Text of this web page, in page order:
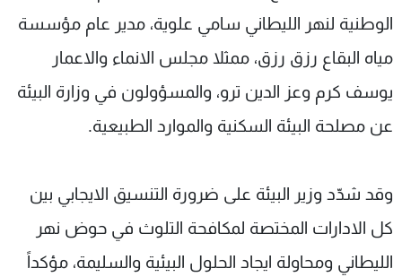
الوطنية لنهر الليطاني سامي علوية، مدير عام مؤسسة
مياه البقاع رزق رزق، ممثلا مجلس الانماء والاعمار
يوسف كرم وعز الدين ترو، والمسؤولون في وزارة البيئة
عن مصلحة البيئة السكنية والموارد الطبيعية.
وقد شدّد وزير البيئة على ضرورة التنسيق الايجابي بين
كل الادارات المختصة لمكافحة التلوث في حوض نهر
الليطاني ومحاولة ايجاد الحلول البيئية والسليمة، مؤكداً